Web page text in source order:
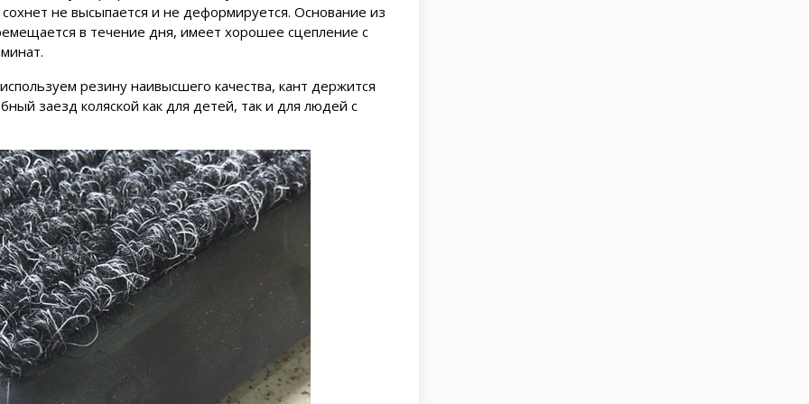
не высыпается и не деформируется. Основание из
в течение дня, имеет хорошее сцепление с
резину наивысшего качества, кант держится
заезд коляской как для детей, так и для людей с